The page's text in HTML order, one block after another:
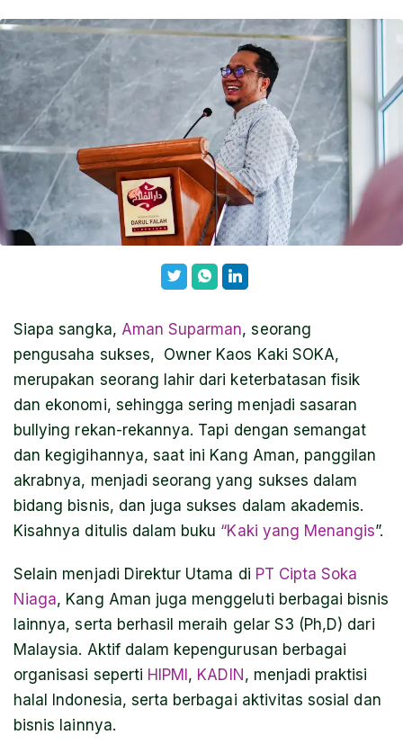
Siapa sangka, Aman Suparman, seorang
pengusaha sukses, Owner Kaos Kaki SOKA,
merupakan seorang lahir dari keterbatasan fisik
dan ekonomi, sehingga sering menjadi sasaran
bullying rekan-rekannya. Tapi dengan semangat
dan kegigihannya, saat ini Kang Aman, panggilan
akrabnya, menjadi seorang yang sukses dalam
bidang bisnis, dan juga sukses dalam akademis.
Kisahnya ditulis dalam buku “Kaki yang Menangis”.
Selain menjadi Direktur Utama di PT Cipta Soka
Niaga, Kang Aman juga menggeluti berbagai bisnis
lainnya, serta berhasil meraih gelar S3 (Ph,D) dari
Malaysia. Aktif dalam kepengurusan berbagai
organisasi seperti HIPMI , KADIN , menjadi praktisi
halal Indonesia, serta berbagai aktivitas sosial dan
bisnis lainnya.